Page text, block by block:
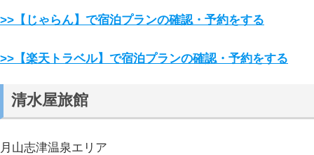
>>【じゃらん】で宿泊プランの確認・予約をする
>>【楽天トラベル】で宿泊プランの確認・予約をする
清水屋旅館
月山志津温泉エリア